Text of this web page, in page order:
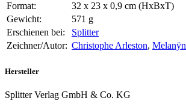
Format:
32 x 23 x 0,9 cm (HxBxT)
Gewicht:
571 g
Erschienen bei:
Splitter
Zeichner/Autor: Christophe Arleston, Melanÿn
Hersteller
Splitter Verlag GmbH & Co. KG